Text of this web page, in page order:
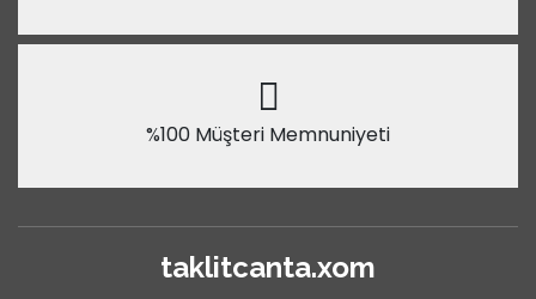
%100 Müşteri Memnuniyeti
taklitcanta.xom